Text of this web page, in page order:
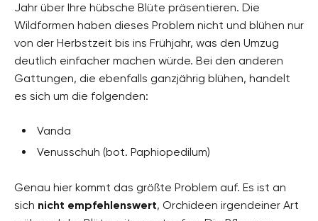
Jahr über Ihre hübsche Blüte präsentieren. Die
Wildformen haben dieses Problem nicht und blühen nur
von der Herbstzeit bis ins Frühjahr, was den Umzug
deutlich einfacher machen würde. Bei den anderen
Gattungen, die ebenfalls ganzjährig blühen, handelt
es sich um die folgenden:
Vanda
Venusschuh (bot. Paphiopedilum)
Genau hier kommt das größte Problem auf. Es ist an
sich nicht empfehlenswert, Orchideen irgendeiner Art